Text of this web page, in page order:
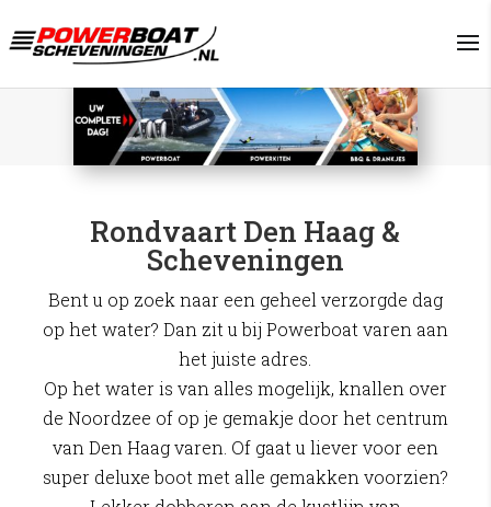
Rondvaart Den Haag &
Scheveningen
Bent u op zoek naar een geheel verzorgde dag
op het water? Dan zit u bij Powerboat varen aan
het juiste adres.
Op het water is van alles mogelijk, knallen over
de Noordzee of op je gemakje door het centrum
van Den Haag varen. Of gaat u liever voor een
super deluxe boot met alle gemakken voorzien?